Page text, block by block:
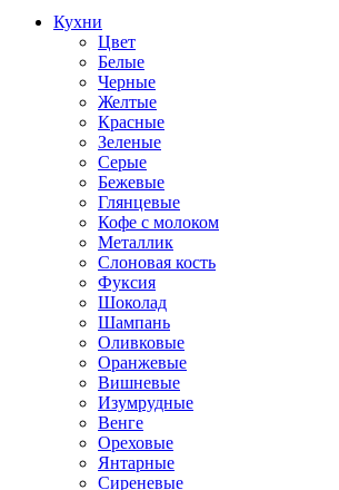
Кухни
Цвет
Белые
Черные
Желтые
Красные
Зеленые
Серые
Бежевые
Глянцевые
Кофе с молоком
Металлик
Слоновая кость
Фуксия
Шоколад
Шампань
Оливковые
Оранжевые
Вишневые
Изумрудные
Венге
Ореховые
Янтарные
Сиреневые